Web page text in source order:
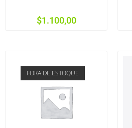
$1.100,00
FORA DE ESTOQUE